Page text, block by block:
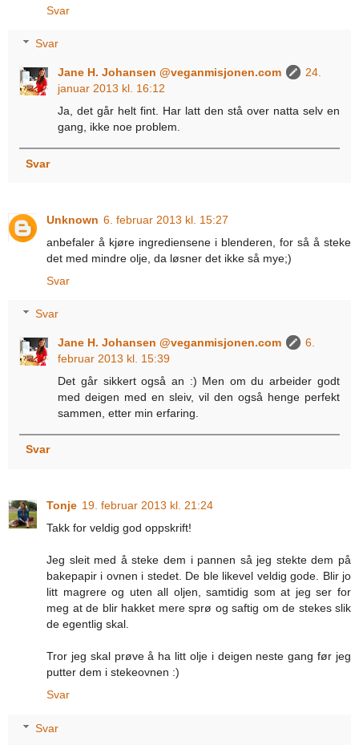
Svar
Svar
Jane H. Johansen @veganmisjonen.com
24.
januar 2013 kl. 16:12
Ja, det går helt fint. Har latt den stå over natta selv en
gang, ikke noe problem.
Svar
Unknown 6. februar 2013 kl. 15:27
anbefaler å kjøre ingrediensene i blenderen, for så å steke
det med mindre olje, da løsner det ikke så mye;)
Svar
Svar
Jane H. Johansen @veganmisjonen.com
6.
februar 2013 kl. 15:39
Det går sikkert også an :) Men om du arbeider godt
med deigen med en sleiv, vil den også henge perfekt
sammen, etter min erfaring.
Svar
Tonje 19. februar 2013 kl. 21:24
Takk for veldig god oppskrift!
Jeg sleit med å steke dem i pannen så jeg stekte dem på
bakepapir i ovnen i stedet. De ble likevel veldig gode. Blir jo
litt magrere og uten all oljen, samtidig som at jeg ser for
meg at de blir hakket mere sprø og saftig om de stekes slik
de egentlig skal.
Tror jeg skal prøve å ha litt olje i deigen neste gang før jeg
putter dem i stekeovnen :)
Svar
Svar